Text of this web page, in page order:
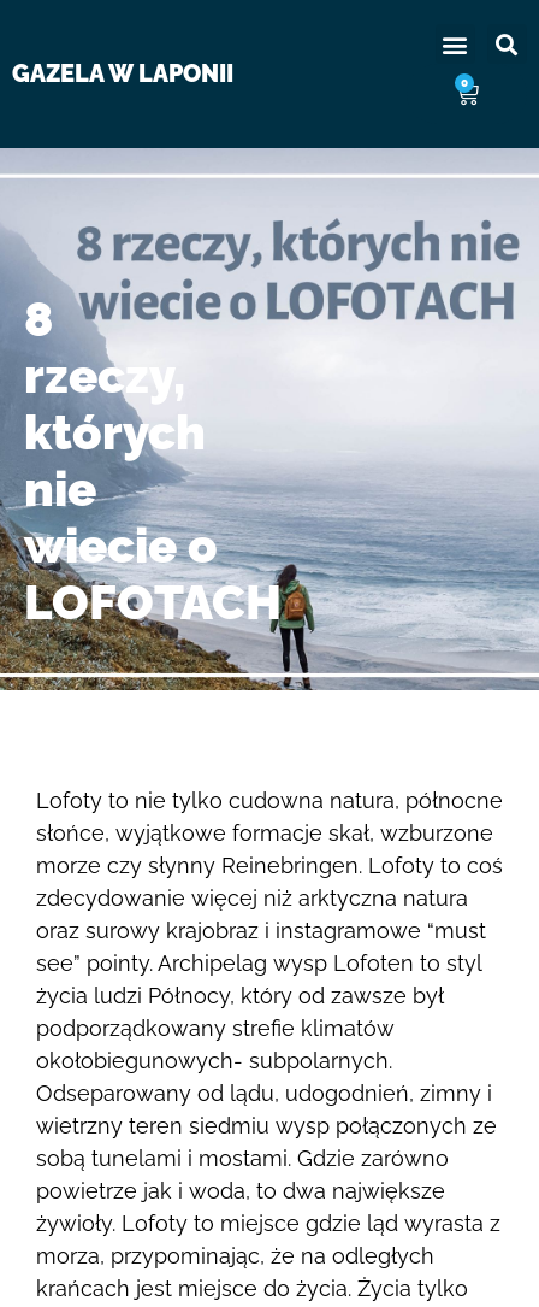
GAZELA W LAPONII 0
8
rzeczy,
których
nie
wiecie o
LOFOTACH
Lofoty to nie tylko cudowna natura, północne
słońce, wyjątkowe formacje skał, wzburzone
morze czy słynny Reinebringen. Lofoty to coś
zdecydowanie więcej niż arktyczna natura
oraz surowy krajobraz i instagramowe “must
see” pointy. Archipelag wysp Lofoten to styl
życia ludzi Północy, który od zawsze był
podporządkowany strefie klimatów
okołobiegunowych- subpolarnych.
Odseparowany od lądu, udogodnień, zimny i
wietrzny teren siedmiu wysp połączonych ze
sobą tunelami i mostami. Gdzie zarówno
powietrze jak i woda, to dwa największe
żywioły. Lofoty to miejsce gdzie ląd wyrasta z
morza, przypominając, że na odległych
krańcach jest miejsce do życia. Życia tylko